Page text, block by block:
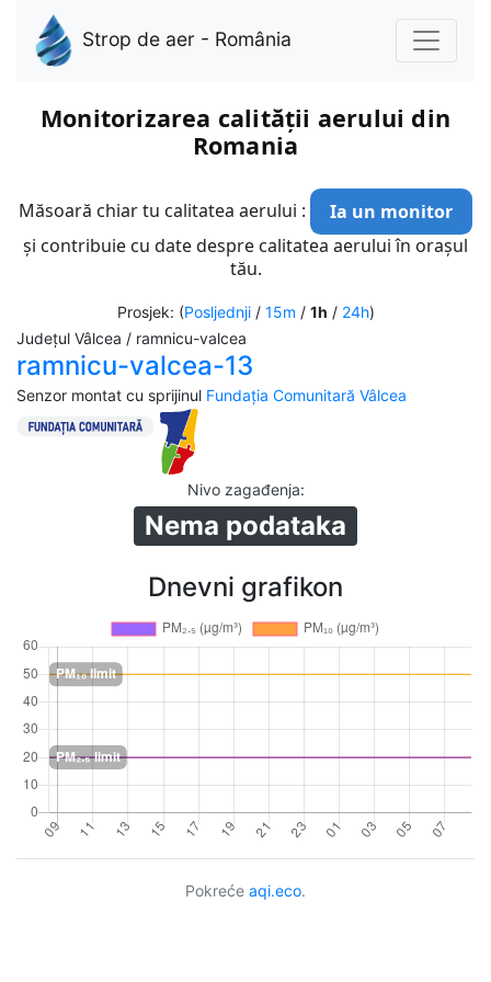
Strop de aer - România
Monitorizarea calității aerului din
Romania
Măsoară chiar tu calitatea aerului :
Ia un monitor
și contribuie cu date despre calitatea aerului în orașul
tău.
Prosjek: (Posljednji/ 15m / 1h / 24h)
Județul Vâlcea / ramnicu-valcea
ramnicu-valcea-13
Senzor montat cu sprijinul Fundația Comunitară Vâlcea
Nivo zagađenja:
Nema podataka
Dnevni grafikon
Pokreće aqi.eco.